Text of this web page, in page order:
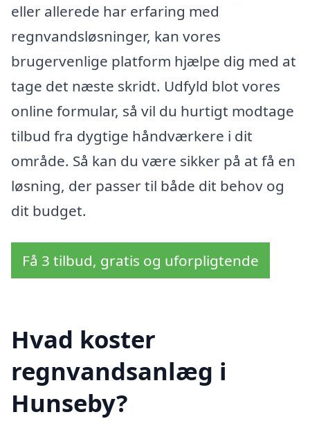
eller allerede har erfaring med
regnvandsløsninger, kan vores
brugervenlige platform hjælpe dig med at
tage det næste skridt. Udfyld blot vores
online formular, så vil du hurtigt modtage
tilbud fra dygtige håndværkere i dit
område. Så kan du være sikker på at få en
løsning, der passer til både dit behov og
dit budget.
Få 3 tilbud, gratis og uforpligtende
Hvad koster
regnvandsanlæg i
Hunseby?